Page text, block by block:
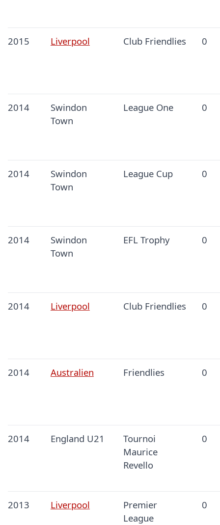
2015 Liverpool Club Friendlies 0
2014
Swindon
Town
League One 0
2014
Swindon
Town
League Cup 0
2014
Swindon
Town
EFL Trophy 0
2014 Liverpool Club Friendlies 0
2014 Australien Friendlies 0
2014 England U21
Tournoi
Maurice
Revello
0
2013 Liverpool
Premier
League
0